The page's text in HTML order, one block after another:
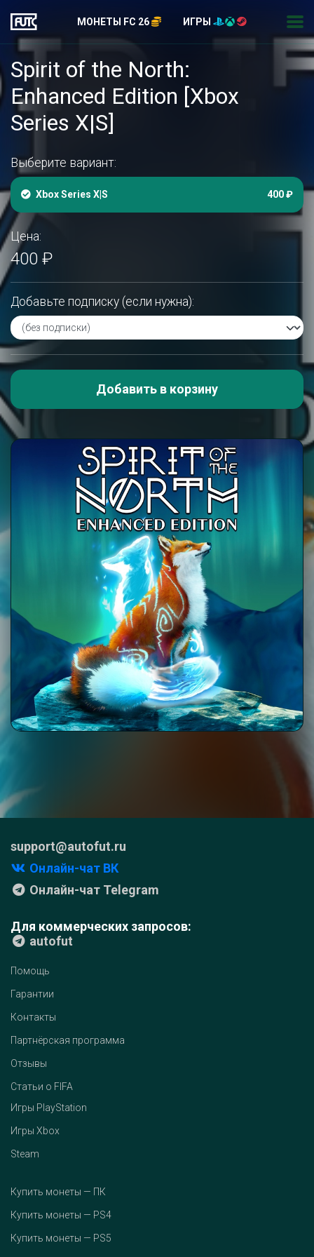
МОНЕТЫ FC 26 ИГРЫ
Spirit of the North:
Enhanced Edition [Xbox
Series X|S]
Выберите вариант:
Xbox Series X|S 400 ₽
Цена:
400 ₽
Добавьте подписку (если нужна):
Добавить в корзину
support@autofut.ru
Онлайн-чат ВК
Онлайн-чат Telegram
Для коммерческих запросов:
autofut
Помощь
Гарантии
Контакты
Партнёрская программа
Отзывы
Статьи о FIFA
Игры PlayStation
Игры Xbox
Steam
Купить монеты — ПК
Купить монеты — PS4
Купить монеты — PS5